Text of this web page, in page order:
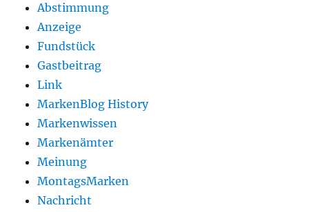
Abstimmung
Anzeige
Fundstück
Gastbeitrag
Link
MarkenBlog History
Markenwissen
Markenämter
Meinung
MontagsMarken
Nachricht